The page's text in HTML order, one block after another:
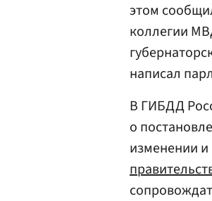
этом
коллегии
написал
В ГИБДД
о
изменении